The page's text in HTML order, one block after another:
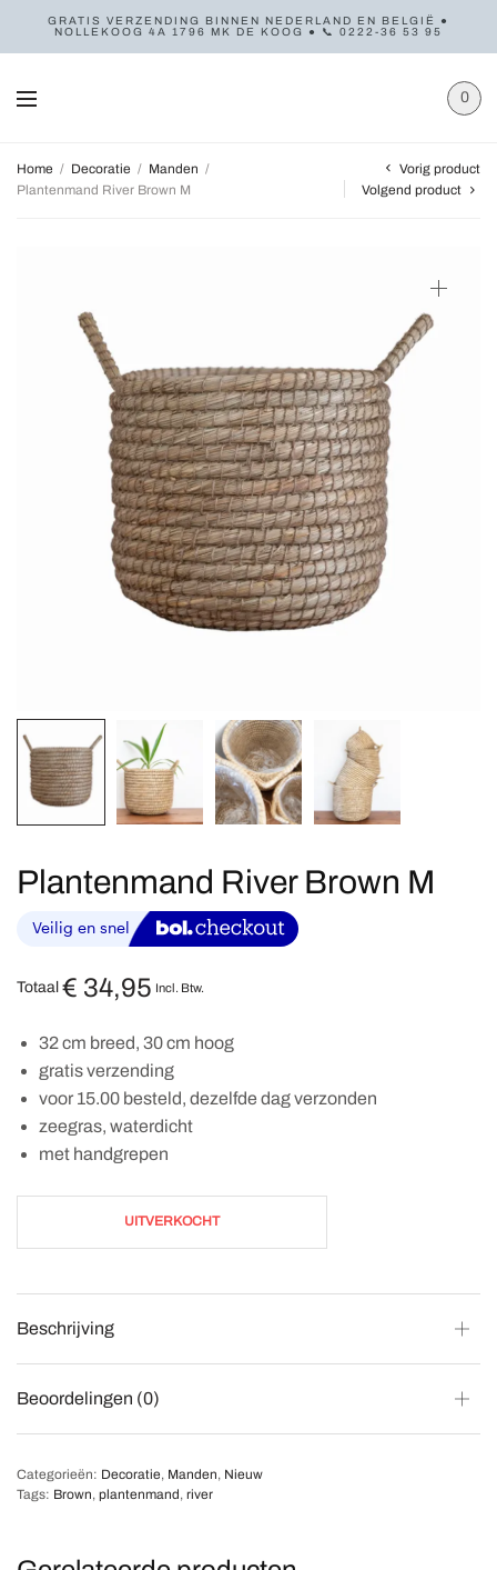
GRATIS VERZENDING BINNEN NEDERLAND EN BELGIË ●
NOLLEKOOG 4A 1796 MK DE KOOG ● 📞 0222-36 53 95
0
Home / Decoratie / Manden /
Plantenmand River Brown M
Vorig product
Volgend product
Plantenmand River Brown M
Totaal € 34,95 Incl. Btw.
32 cm breed, 30 cm hoog
gratis verzending
voor 15.00 besteld, dezelfde dag verzonden
zeegras, waterdicht
met handgrepen
UITVERKOCHT
Beschrijving
Beoordelingen (0)
Categorieën: Decoratie, Manden, Nieuw
Tags: Brown, plantenmand, river